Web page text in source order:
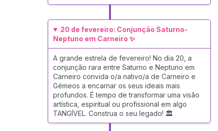
20 de fevereiro: Conjunção Saturno-
Neptuno em Carneiro ✨
A grande estrela de fevereiro! No dia 20, a
conjunção rara entre Saturno e Neptuno em
Carneiro convida o/a nativo/a de Carneiro e
Gémeos a encarnar os seus ideais mais
profundos. É tempo de transformar uma visão
artística, espiritual ou profissional em algo
TANGÍVEL. Construa o seu legado! 🏛️